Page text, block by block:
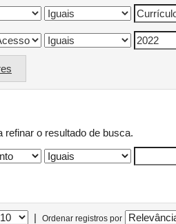
refinar o resultado de busca.
| Ordenar registros por